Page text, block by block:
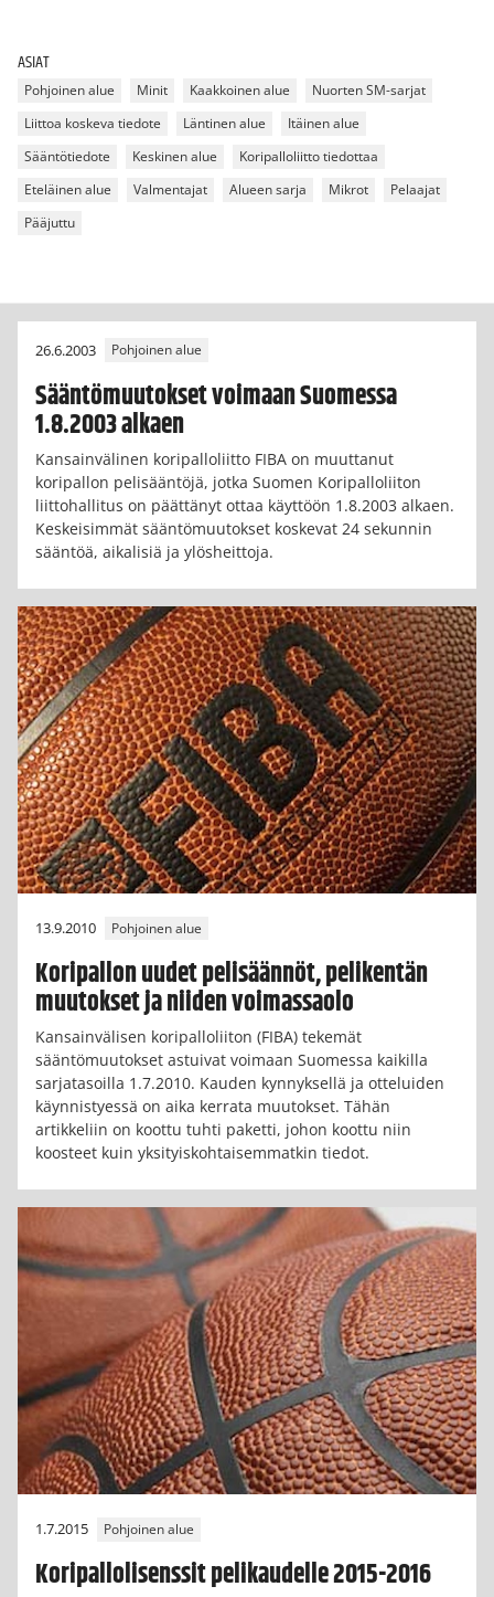
ASIAT
Pohjoinen alue Minit Kaakkoinen alue
Nuorten SM-sarjat
Liittoa koskeva tiedote
Läntinen alue
Itäinen alue
Sääntötiedote
Keskinen alue
Koripalloliitto tiedottaa
Eteläinen alue
Valmentajat Alueen sarja Mikrot
Pelaajat
Pääjuttu
26.6.2003 Pohjoinen alue
Sääntömuutokset voimaan Suomessa
1.8.2003 alkaen
Kansainvälinen koripalloliitto FIBA on muuttanut
koripallon pelisääntöjä, jotka Suomen Koripalloliiton
liittohallitus on päättänyt ottaa käyttöön 1.8.2003 alkaen.
Keskeisimmät sääntömuutokset koskevat 24 sekunnin
sääntöä, aikalisiä ja ylösheittoja.
13.9.2010 Pohjoinen alue
Koripallon uudet pelisäännöt, pelikentän
muutokset ja niiden voimassaolo
Kansainvälisen koripalloliiton (FIBA) tekemät
sääntömuutokset astuivat voimaan Suomessa kaikilla
sarjatasoilla 1.7.2010. Kauden kynnyksellä ja otteluiden
käynnistyessä on aika kerrata muutokset. Tähän
artikkeliin on koottu tuhti paketti, johon koottu niin
koosteet kuin yksityiskohtaisemmatkin tiedot.
1.7.2015 Pohjoinen alue
Koripallolisenssit pelikaudelle 2015-2016